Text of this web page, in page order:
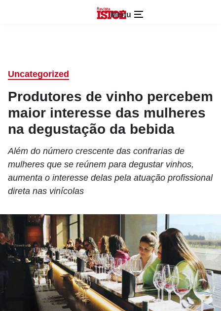
Menu
Uncategorized
Produtores de vinho percebem
maior interesse das mulheres
na degustação da bebida
Além do número crescente das confrarias de
mulheres que se reúnem para degustar vinhos,
aumenta o interesse delas pela atuação profissional
direta nas vinícolas